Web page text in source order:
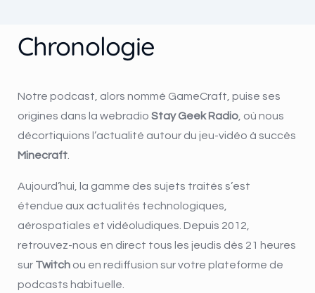
Chronologie
Notre podcast, alors nommé GameCraft, puise ses
origines dans la webradio Stay Geek Radio , où nous
décortiquions l’actualité autour du jeu-vidéo à succès
Minecraft
Aujourd’hui, la gamme des sujets traités s’est
étendue aux actualités technologiques,
aérospatiales et vidéoludiques. Depuis 2012,
retrouvez-nous en direct tous les jeudis dès 21 heures
sur Twitch ou en rediffusion sur votre plateforme de
podcasts habituelle.